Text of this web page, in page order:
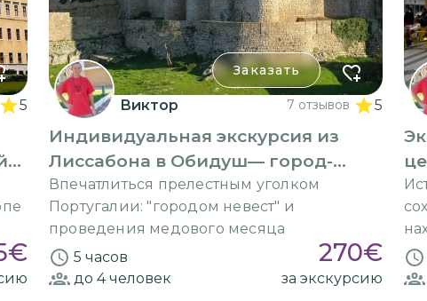
5
€
Заказать
Виктор 7 отзывов 5
Индивидуальная экскурсия из
Лиссабона в Обидуш— город-
крепость
Впечатлиться прелестным уголком
Португалии: "городом невест" и
проведения медового месяца
5 часов
270€
до 4человек за экскурсию